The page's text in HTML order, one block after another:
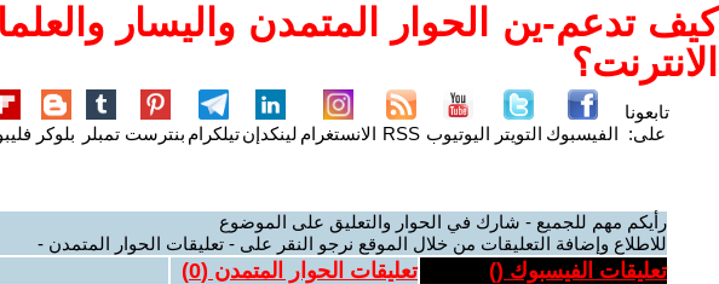
كيف تدعم-ين الحوار المتمدن واليسار
الانترنت؟
تابعونا
على: الفيسبوك التويتر اليوتيوب RSS الانستغرام لينكدإنتيلكرام بنترست تمبلر بلوكر
رأيكم مهم للجميع - شارك في الحوار والتعليق على الموضوع
للاطلاع وإضافة التعليقات من خلال الموقع نرجو النقر على - تعليقات الحوار المتمدن -
تعليقات الفيسبوك () تعليقات الحوار المتمدن (0
)